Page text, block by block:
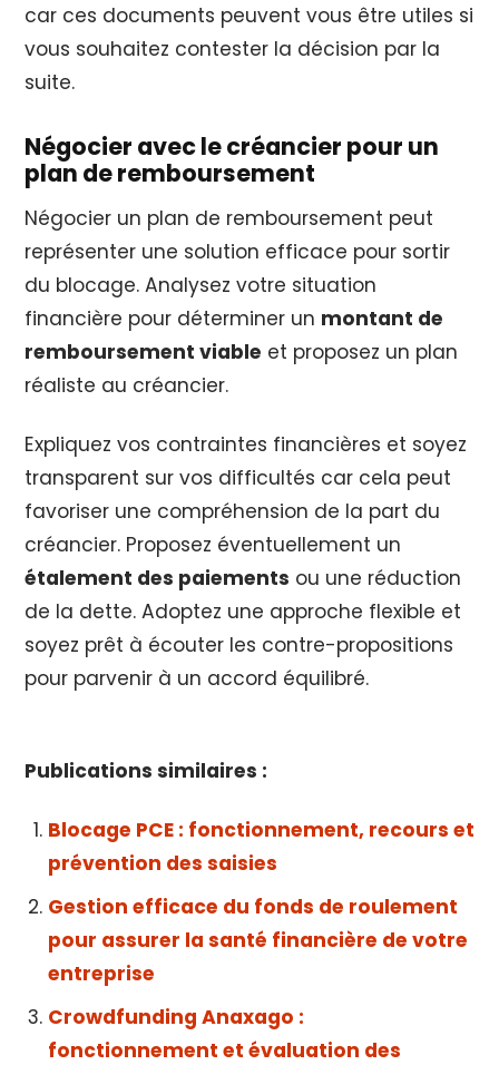
car ces documents peuvent vous être utiles si
vous souhaitez contester la décision par la
suite.
Négocier avec le créancier pour un
plan de remboursement
Négocier un plan de remboursement peut
représenter une solution efficace pour sortir
du blocage. Analysez votre situation
financière pour déterminer un montant de
remboursement viable et proposez un plan
réaliste au créancier.
Expliquez vos contraintes financières et soyez
transparent sur vos difficultés car cela peut
favoriser une compréhension de la part du
créancier. Proposez éventuellement un
étalement des paiements ou une réduction
de la dette. Adoptez une approche flexible et
soyez prêt à écouter les contre-propositions
pour parvenir à un accord équilibré.
Publications similaires :
Blocage PCE : fonctionnement, recours et
prévention des saisies
Gestion efficace du fonds de roulement
pour assurer la santé financière de votre
entreprise
Crowdfunding Anaxago :
fonctionnement et évaluation des